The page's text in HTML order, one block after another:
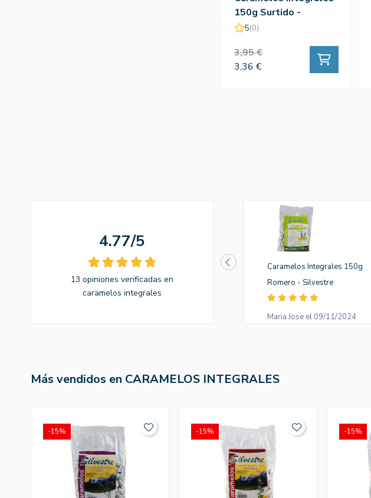
150g Surtido -
Silvestre
5(0)
3,95 €
3,36 €
4.77/5
13 opiniones verificadas en
caramelos integrales
Caramelos Integrales 150g
Romero - Silvestre
Maria Jose el 09/11/2024
Más vendidos en CARAMELOS INTEGRALES
-15% -15% -15%